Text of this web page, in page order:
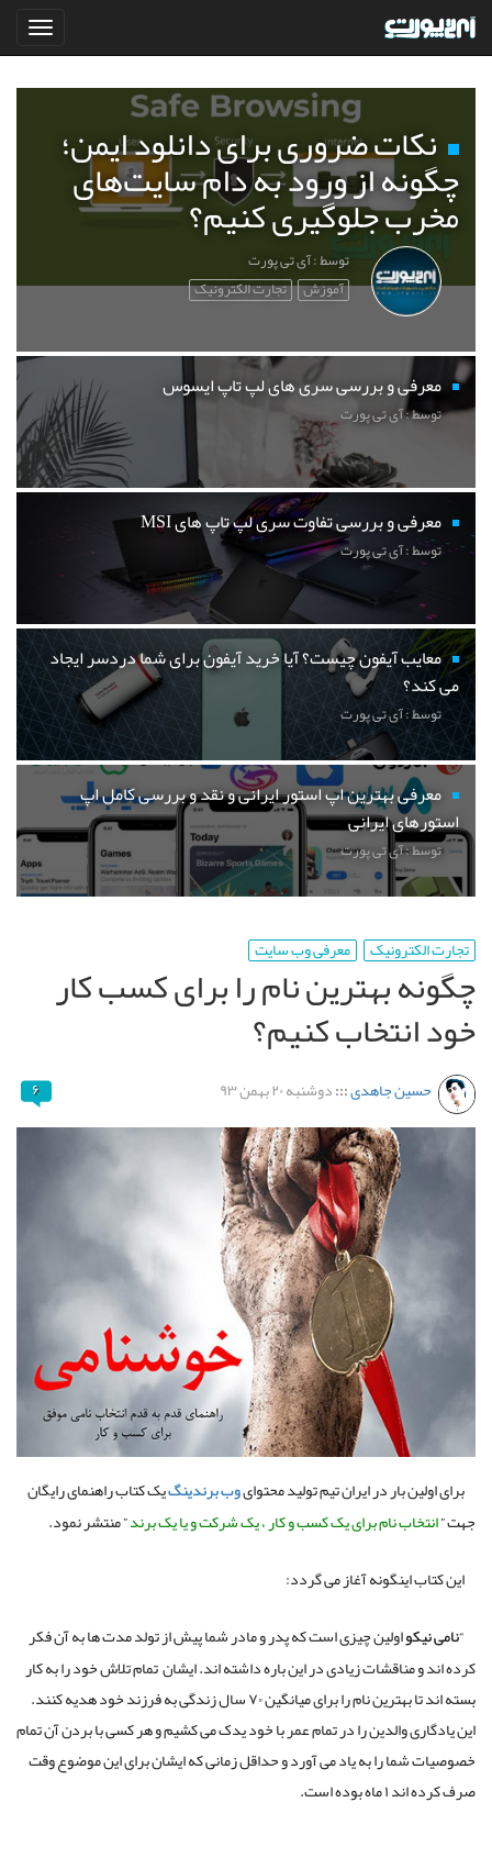
نکات ضروری برای دانلود ایمن؛
چگونه از ورود به دام سایت‌های
مخرب جلوگیری کنیم؟
توسط : آی تی پورت
آموزش تجارت الکترونیک
معرفی و بررسی سری های لپ تاپ ایسوس
توسط : آی تی پورت
معرفی و بررسی تفاوت سری لپ تاپ های MSI
توسط : آی تی پورت
معایب آیفون چیست؟ آیا خرید آیفون برای شما دردسر ایجاد
می کند؟
توسط : آی تی پورت
معرفی بهترین اپ استور ایرانی و نقد و بررسی کامل اپ
استورهای ایرانی
توسط : آی تی پورت
تجارت الکترونیک معرفی وب سایت
چگونه بهترین نام را برای کسب کار
خود انتخاب کنیم؟
حسین جاهدی:::دوشنبه ۲۰ بهمن ۹۳ ۶
برای اولین بار در ایران تیم تولید محتوایوب برندینگیک کتاب راهنمای رایگان
جهت ”انتخاب نام برای یک کسب و کار ، یک شرکت و یا یک برند” منتشر نمود.
این کتاب اینگونه آغاز می گردد:
“نامی نیکواولین چیزی است که پدر و مادر شما پیش از تولد مدت ها به آن فکر
کرده اند و مناقشات زیادی در این باره داشته اند. ایشان تمام تلاش خود را به کار
بسته اند تا بهترین نام را برای میانگین ۷۰ سال زندگی به فرزند خود هدیه کنند.
این یادگاری والدین را در تمام عمر با خود یدک می کشیم و هر کسی با بردن آن تمام
خصوصیات شما را به یاد می آورد و حداقل زمانی که ایشان برای این موضوع وقت
صرف کرده اند ۱ ماه بوده است.